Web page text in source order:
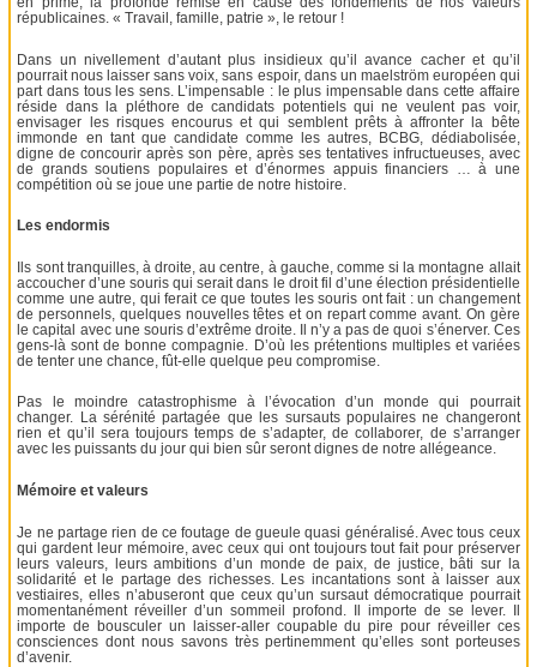
républicaines. « Travail, famille, patrie », le retour !
Dans un nivellement d’autant plus insidieux qu’il avance cacher et qu’il
pourrait nous laisser sans voix, sans espoir, dans un maelström européen qui
part dans tous les sens. L’impensable : le plus impensable dans cette affaire
réside dans la pléthore de candidats potentiels qui ne veulent pas voir,
envisager les risques encourus et qui semblent prêts à affronter la bête
immonde en tant que candidate comme les autres, BCBG, dédiabolisée,
digne de concourir après son père, après ses tentatives infructueuses, avec
de grands soutiens populaires et d’énormes appuis financiers … à une
compétition où se joue une partie de notre histoire.
Les endormis
Ils sont tranquilles, à droite, au centre, à gauche, comme si la montagne allait
accoucher d’une souris qui serait dans le droit fil d’une élection présidentielle
comme une autre, qui ferait ce que toutes les souris ont fait : un changement
de personnels, quelques nouvelles têtes et on repart comme avant. On gère
le capital avec une souris d’extrême droite. Il n’y a pas de quoi s’énerver. Ces
gens-là sont de bonne compagnie. D’où les prétentions multiples et variées
de tenter une chance, fût-elle quelque peu compromise.
Pas le moindre catastrophisme à l’évocation d’un monde qui pourrait
changer. La sérénité partagée que les sursauts populaires ne changeront
rien et qu’il sera toujours temps de s’adapter, de collaborer, de s’arranger
avec les puissants du jour qui bien sûr seront dignes de notre allégeance.
Mémoire et valeurs
Je ne partage rien de ce foutage de gueule quasi généralisé. Avec tous ceux
qui gardent leur mémoire, avec ceux qui ont toujours tout fait pour préserver
leurs valeurs, leurs ambitions d’un monde de paix, de justice, bâti sur la
solidarité et le partage des richesses. Les incantations sont à laisser aux
vestiaires, elles n’abuseront que ceux qu’un sursaut démocratique pourrait
momentanément réveiller d’un sommeil profond. Il importe de se lever. Il
importe de bousculer un laisser-aller coupable du pire pour réveiller ces
consciences dont nous savons très pertinemment qu’elles sont porteuses
d’avenir.